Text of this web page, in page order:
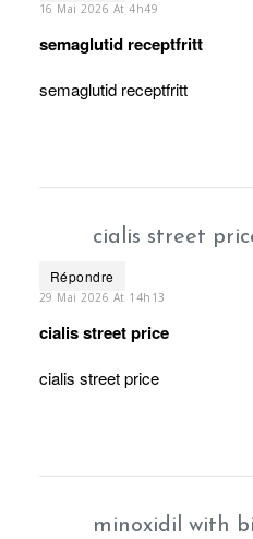
16 Mai 2026 At 4h49
semaglutid receptfritt
semaglutid receptfritt
cialis street
Répondre
29 Mai 2026 At 14h13
cialis street price
cialis street price
minoxidil with